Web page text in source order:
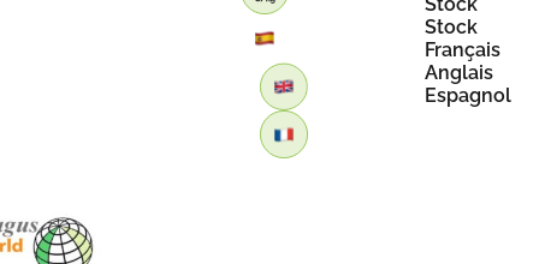
Stock
Français
Anglais
Espagnol
ESPÁRRAGO ORGÁNICO